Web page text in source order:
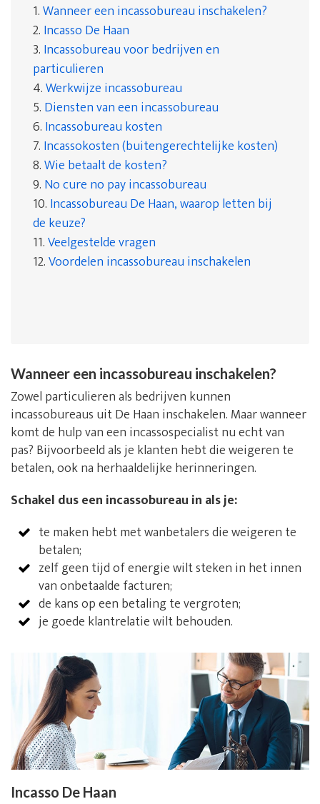
1.Wanneer een incassobureau inschakelen?
2. Incasso De Haan
3. Incassobureau voor bedrijven en
particulieren
4.Werkwijze incassobureau
5. Diensten van een incassobureau
6. Incassobureau kosten
7. Incassokosten (buitengerechtelijke kosten)
8.Wie betaalt de kosten?
9. No cure no pay incassobureau
10. Incassobureau De Haan, waarop letten bij
de keuze?
11.Veelgestelde vragen
12.Voordelen incassobureau inschakelen
Wanneer een incassobureau inschakelen?
Zowel particulieren als bedrijven kunnen
incassobureaus uit De Haan inschakelen. Maar wanneer
komt de hulp van een incassospecialist nu echt van
pas? Bijvoorbeeld als je klanten hebt die weigeren te
betalen, ook na herhaaldelijke herinneringen.
Schakel dus een incassobureau in als je:
te maken hebt met wanbetalers die weigeren te
betalen;
zelf geen tijd of energie wilt steken in het innen
van onbetaalde facturen;
de kans op een betaling te vergroten;
je goede klantrelatie wilt behouden.
Incasso De Haan